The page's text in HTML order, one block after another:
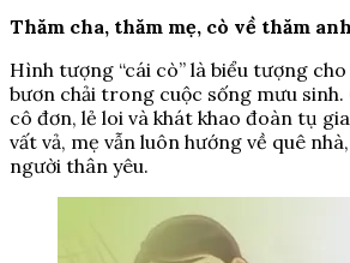
Thăm cha, thăm mẹ, cò về thăm
Hình tượng “cái cò” là biểu tượng
bươn chải trong cuộc sống mưu sinh.
cô đơn, lẻ loi và khát khao đoàn tụ
vất vả, mẹ vẫn luôn hướng về quê
người thân yêu.